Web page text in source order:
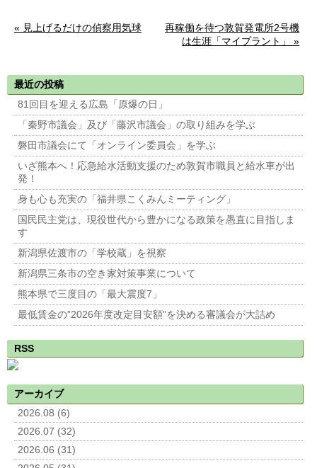
« 見上げるだけの偵察用気球
再稼働を待つ敦賀発電所2号機
は生涯「マイプラント」 »
最近の投稿
81回目を迎える広島「原爆の日」
「秦野市議会」及び「藤沢市議会」の取り組みを学ぶ
磐田市議会にて「オンライン委員会」を学ぶ
いざ熊本へ！応急給水活動支援のため敦賀市職員と給水車が出
発！
身も心も充実の「福井県こくみんミーティング」
国民民主党は、現役世代から豊かになる政策を愚直に目指しま
す
新潟県佐渡市の「学校蔵」を視察
新潟県三条市の空き家対策事業について
熊本県で三度目の「最大震度7」
最低賃金の”2026年度改定目安額”を決める審議会が大詰め
RSS
アーカイブ
2026.08 (6)
2026.07 (32)
2026.06 (31)